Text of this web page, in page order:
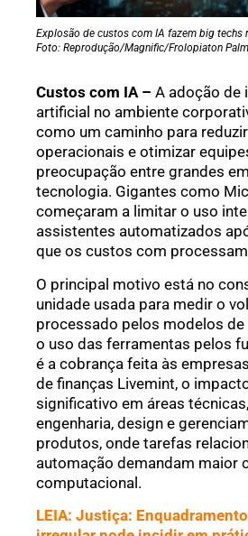
Explosão de custos com IA fazem big techs
Foto: Reprodução/Magnific/Frolopiaton Palm
Custos com IA – A adoção de
artificial no ambiente
como um caminho para
operacionais e otimizar
preocupação entre grandes
tecnologia. Gigantes como
começaram a limitar o uso
assistentes automatizados
que os custos com
O principal motivo está no
unidade usada para medir o
processado pelos modelos de
o uso das ferramentas pelos
é a cobrança feita às
de finanças Livemint, o
significativo em áreas
engenharia, design e
produtos, onde tarefas
automação demandam maior
computacional.
LEIA: Justiça: